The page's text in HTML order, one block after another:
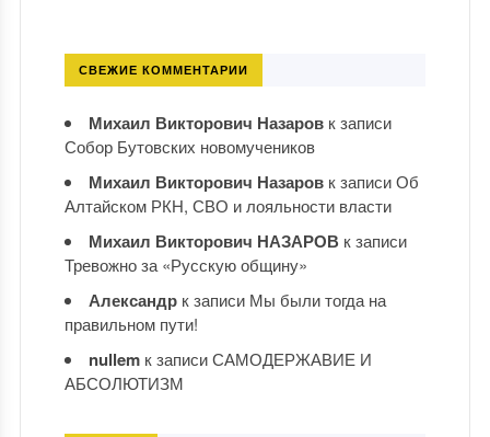
СВЕЖИЕ КОММЕНТАРИИ
Михаил Викторович Назаровк записи
Собор Бутовских новомучеников
Михаил Викторович Назаровк записиОб
Алтайском РКН, СВО и лояльности власти
Михаил Викторович НАЗАРОВ к записи
Тревожно за «Русскую общину»
Александрк записи Мы были тогда на
правильном пути!
nullemк записиСАМОДЕРЖАВИЕ И
АБСОЛЮТИЗМ